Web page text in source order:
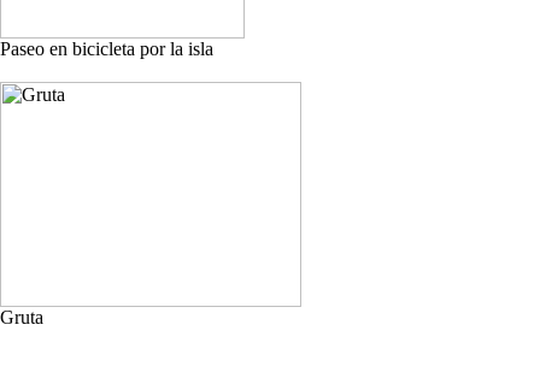
Paseo en bicicleta por la isla
Gruta